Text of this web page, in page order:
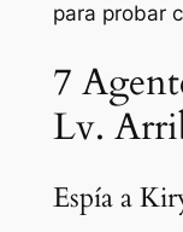
para probar
7
Lv.
Espía a